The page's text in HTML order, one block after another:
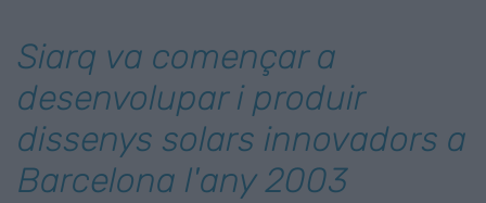
Siarq va començar a
desenvolupar i produir
dissenys solars innovadors a
Barcelona l'any 2003